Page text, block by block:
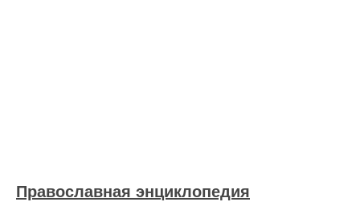
Православная энциклопедия